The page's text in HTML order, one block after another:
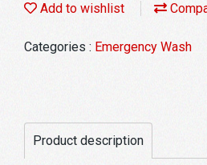
Add to wishlist
Categories : Emergency Wash
Product description